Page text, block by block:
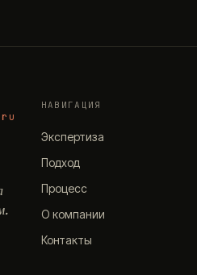
НАВИГАЦИЯ
Экспертиза
Подход
Процесс
О компании
Контакты